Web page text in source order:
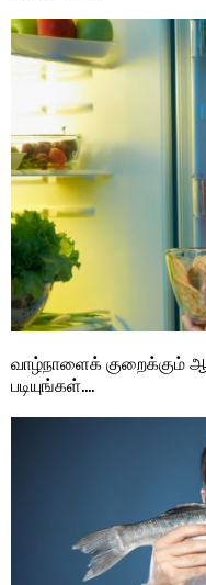
வாழ்நாளைக் குறைக்கும்
படியுங்கள்….